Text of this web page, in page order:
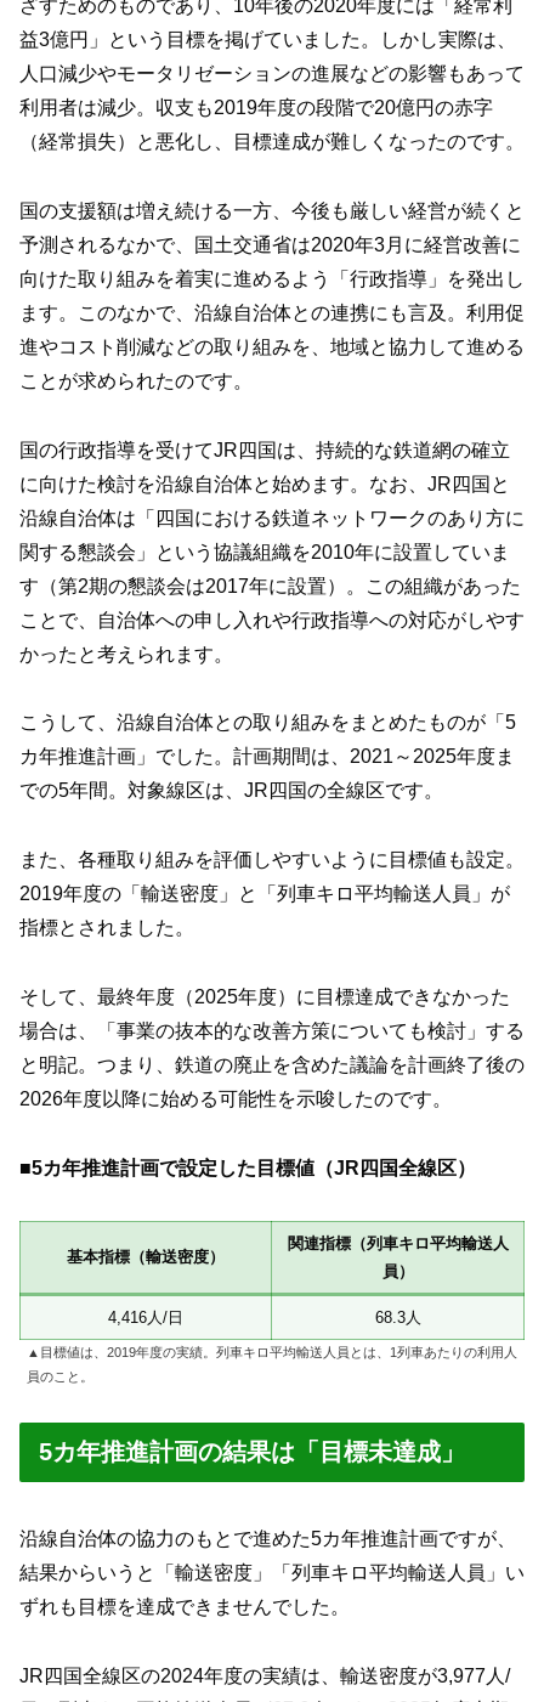
ざすためのものであり、10年後の2020年度には「経常利
益3億円」という目標を掲げていました。しかし実際は、
人口減少やモータリゼーションの進展などの影響もあって
利用者は減少。収支も2019年度の段階で20億円の赤字
（経常損失）と悪化し、目標達成が難しくなったのです。
国の支援額は増え続ける一方、今後も厳しい経営が続くと
予測されるなかで、国土交通省は2020年3月に経営改善に
向けた取り組みを着実に進めるよう「行政指導」を発出し
ます。このなかで、沿線自治体との連携にも言及。利用促
進やコスト削減などの取り組みを、地域と協力して進める
ことが求められたのです。
国の行政指導を受けてJR四国は、持続的な鉄道網の確立
に向けた検討を沿線自治体と始めます。なお、JR四国と
沿線自治体は「四国における鉄道ネットワークのあり方に
関する懇談会」という協議組織を2010年に設置していま
す（第2期の懇談会は2017年に設置）。この組織があった
ことで、自治体への申し入れや行政指導への対応がしやす
かったと考えられます。
こうして、沿線自治体との取り組みをまとめたものが「5
カ年推進計画」でした。計画期間は、2021～2025年度ま
での5年間。対象線区は、JR四国の全線区です。
また、各種取り組みを評価しやすいように目標値も設定。
2019年度の「輸送密度」と「列車キロ平均輸送人員」が
指標とされました。
そして、最終年度（2025年度）に目標達成できなかった
場合は、「事業の抜本的な改善方策についても検討」する
と明記。つまり、鉄道の廃止を含めた議論を計画終了後の
2026年度以降に始める可能性を示唆したのです。
■5カ年推進計画で設定した目標値（JR四国全線区）
基本指標（輸送密度）
関連指標（列車キロ平均輸送人
員）
4,416人/日 68.3人
▲目標値は、2019年度の実績。列車キロ平均輸送人員とは、1列車あたりの利用人
員のこと。
5カ年推進計画の結果は「目標未達成」
沿線自治体の協力のもとで進めた5カ年推進計画ですが、
結果からいうと「輸送密度」「列車キロ平均輸送人員」い
ずれも目標を達成できませんでした。
JR四国全線区の2024年度の実績は、輸送密度が3,977人/